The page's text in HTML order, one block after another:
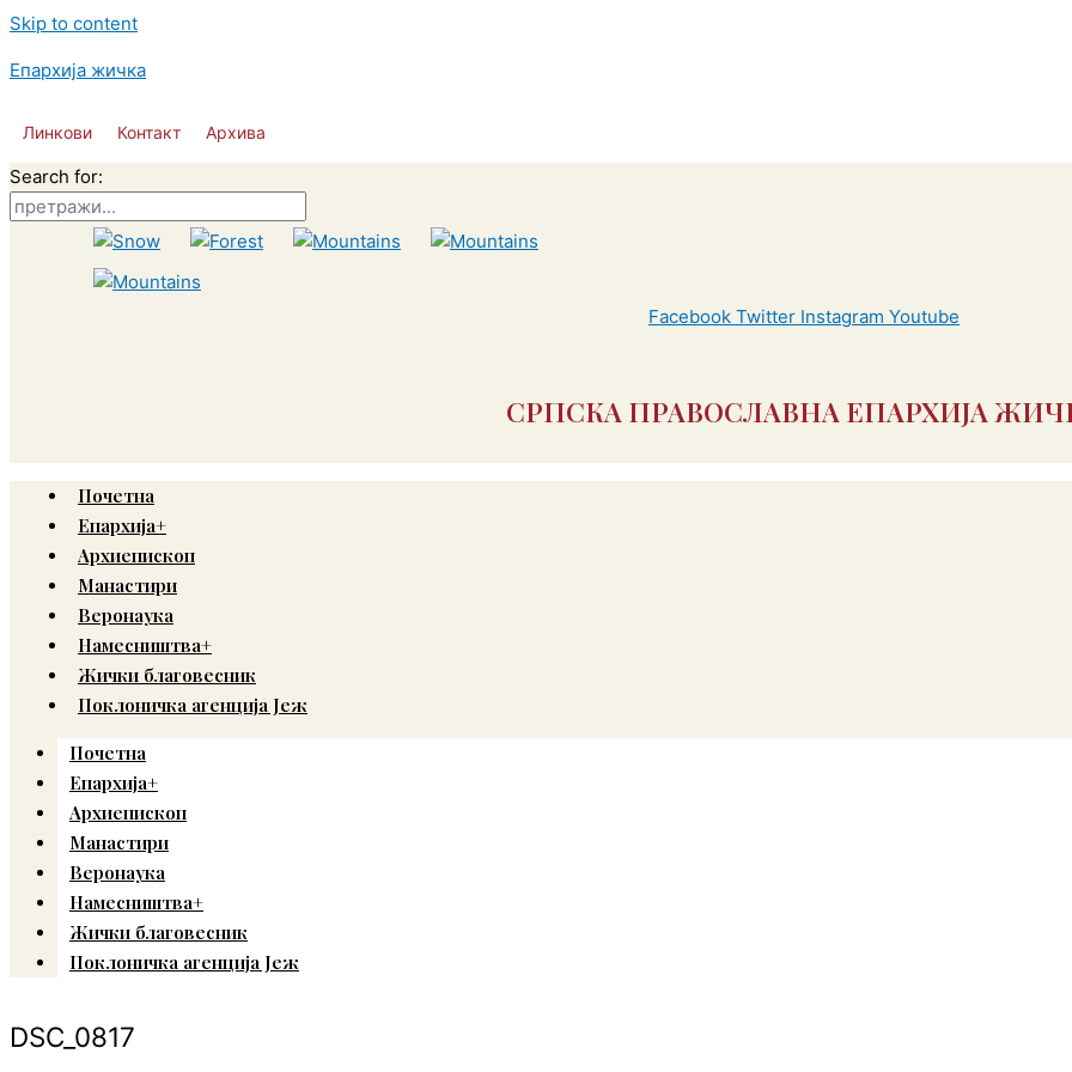
Skip to content
Епархија жичка
Линкови Контакт Архива
Search for:
Facebook Twitter Instagram Youtube
СРПСКА ПРАВОСЛАВНА ЕПАРХИЈА
Почетна
Епархија+
Архиепископ
Манастири
Веронаука
Намесништва+
Жички благовесник
Поклоничка агенција Јеж
Почетна
Епархија+
Архиепископ
Манастири
Веронаука
Намесништва+
Жички благовесник
Поклоничка агенција Јеж
DSC_0817